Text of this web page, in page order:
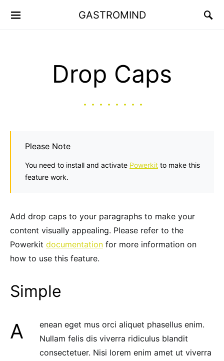
GASTROMIND
Drop Caps
Please Note
You need to install and activate Powerkit to make this
feature work.
Add drop caps to your paragraphs to make your
content visually appealing. Please refer to the
Powerkit documentation for more information on
how to use this feature.
Simple
Aenean eget mus orci aliquet phasellus enim.
Nullam felis dis viverra ridiculus blandit
consectetuer. Nisi lorem enim amet ut viverra